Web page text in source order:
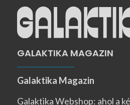
GALAKTIKA MAGAZIN
Galaktika Magazin
Galaktika Webshop: ahol a